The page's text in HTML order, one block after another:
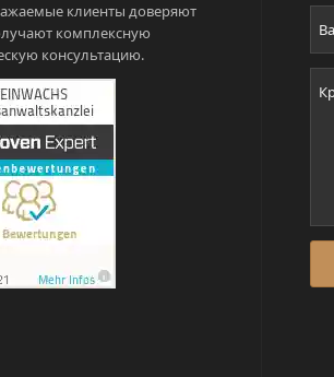
клиенты доверяют
комплексную
консультацию.